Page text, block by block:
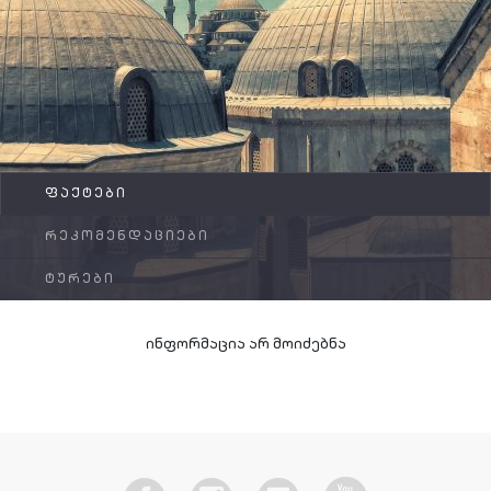
FAQ
კონტაქტი
ᲤᲐᲥᲢᲔᲑᲘ
ᲠᲔᲙᲝᲛᲔᲜᲓᲐᲪᲘᲔᲑᲘ
ᲢᲣᲠᲔᲑᲘ
ინფორმაცია არ მოიძებნა